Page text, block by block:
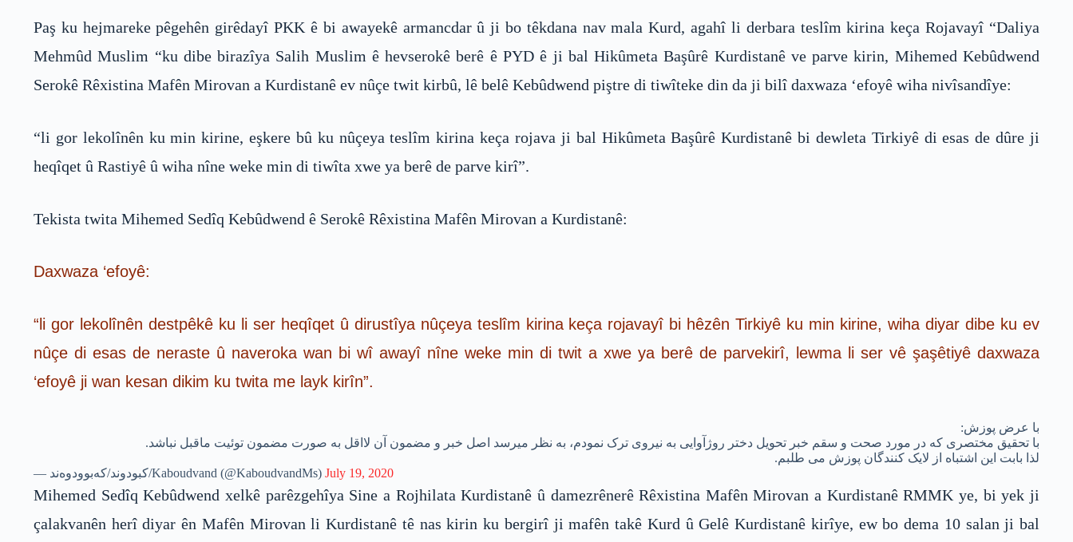
Paş ku hejmareke pêgehên girêdayî PKK ê bi awayekê armancdar û ji bo têkdana nav mala Kurd, agahî li derbara teslîm kirina keça Rojavayî “Daliya
Mehmûd Muslim “ku dibe birazîya Salih Muslim ê hevserokê berê ê PYD ê ji bal Hikûmeta Başûrê Kurdistanê ve parve kirin, Mihemed Kebûdwend
Serokê Rêxistina Mafên Mirovan a Kurdistanê ev nûçe twit kirbû, lê belê Kebûdwend piştre di tiwîteke din da ji bilî daxwaza ‘efoyê wiha nivîsandîye:
“li gor lekolînên ku min kirine, eşkere bû ku nûçeya teslîm kirina keça rojava ji bal Hikûmeta Başûrê Kurdistanê bi dewleta Tirkiyê di esas de dûre ji
heqîqet û Rastiyê û wiha nîne weke min di tiwîta xwe ya berê de parve kirî”.
Tekista twita Mihemed Sedîq Kebûdwend ê Serokê Rêxistina Mafên Mirovan a Kurdistanê:
Daxwaza ‘efoyê:
“li gor lekolînên destpêkê ku li ser heqîqet û dirustîya nûçeya teslîm kirina keça rojavayî bi hêzên Tirkiyê ku min kirine, wiha diyar dibe ku ev
nûçe di esas de neraste û naveroka wan bi wî awayî nîne weke min di twit a xwe ya berê de parvekirî, lewma li ser vê şaşêtiyê daxwaza
‘efoyê ji wan kesan dikim ku twita me layk kirîn”.
با عرض پوزش:
با تحقیق مختصری که در مورد صحت و سقم خبر تحویل دختر روژآوایی به نیروی ترک نمودم، به نظر میرسد اصل خبر و مضمون آن لااقل به صورت مضمون توئیت ماقبل نباشد.
لذا بابت این اشتباه از لایک کنندگان پوزش می طلبم.
— کبودوند/کەبوودوەند/Kaboudvand (@KaboudvandMs) July 19, 2020
Mihemed Sedîq Kebûdwend xelkê parêzgehîya Sine a Rojhilata Kurdistanê û damezrênerê Rêxistina Mafên Mirovan a Kurdistanê RMMK ye, bi yek ji
çalakvanên herî diyar ên Mafên Mirovan li Kurdistanê tê nas kirin ku bergirî ji mafên takê Kurd û Gelê Kurdistanê kirîye, ew bo dema 10 salan ji bal